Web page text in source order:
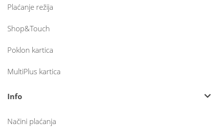
Plaćanje režija
Shop&Touch
Poklon kartica
MultiPlus kartica
Info
Načini plaćanja